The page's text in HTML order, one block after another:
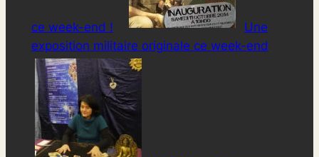
ce week-end !
Une
exposition militaire originale ce week-end